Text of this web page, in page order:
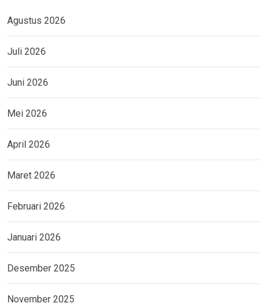
Agustus 2026
Juli 2026
Juni 2026
Mei 2026
April 2026
Maret 2026
Februari 2026
Januari 2026
Desember 2025
November 2025